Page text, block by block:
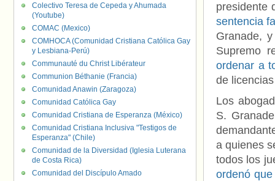
presidente
sentencia
Granade,
Supremo
ordenar a
de
Los
S.
a quienes
todos los
ordenó
Colectivo Teresa de Cepeda y Ahumada
(Youtube)
COMAC (Mexico)
COMHOCA (Comunidad Cristiana Católica Gay
y Lesbiana-Perú)
Communauté du Christ Libérateur
Communion Béthanie (Francia)
Comunidad Anawin (Zaragoza)
Comunidad Católica Gay
Comunidad Cristiana de Esperanza (México)
Comunidad Cristiana Inclusiva "Testigos de
Esperanza" (Chile)
Comunidad de la Diversidad (Iglesia Luterana
de Costa Rica)
Comunidad del Discípulo Amado